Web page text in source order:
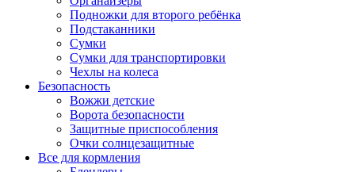
Подножки для второго ребёнка
Подстаканники
Сумки
Сумки для транспортировки
Чехлы на колеса
Безопасность
Вожжи детские
Ворота безопасности
Защитные приспособления
Очки солнцезащитные
Все для кормления